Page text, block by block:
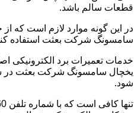
قطعات سالم باشد.
در این گونه موارد لازم است که
سامسونگ شرکت بعثت استفاده
خدمات تعمیرات برد الکترونیکی
یخچال سامسونگ شرکت بعثت در
شود.